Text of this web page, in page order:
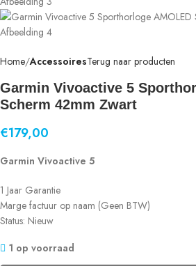
Home AccessoiresTerug naar producten
Garmin Vivoactive 5
Scherm 42mm Zwart
€179,00
Garmin Vivoactive 5
1 Jaar Garantie
Marge factuur op naam (Geen BTW)
Status: Nieuw
1 op voorraad